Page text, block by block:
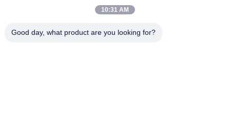
Casa. Su Di NoiProdottiContattaci
10:31 AM
Good day, what product are you looking for?